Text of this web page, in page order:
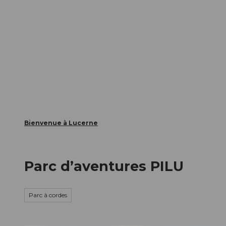
Bienvenue à Lucerne
Parc d’aventures PILU
Parc à cordes